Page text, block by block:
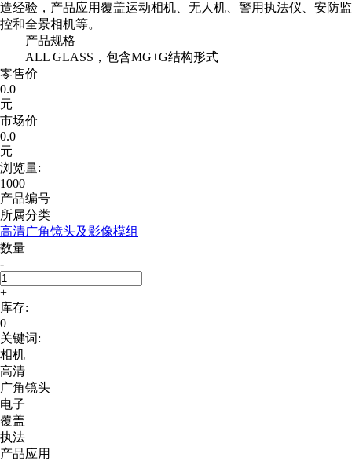
造经验，产品应用覆盖运动相机、无人机、警用执法仪、安防监
控和全景相机等。
产品规格
ALL GLASS，包含MG+G结构形式
零售价
0.0
元
市场价
0.0
元
浏览量:
1000
产品编号
所属分类
高清广角镜头及影像模组
数量
-
+
库存:
0
关键词:
相机
高清
广角镜头
电子
覆盖
执法
产品应用